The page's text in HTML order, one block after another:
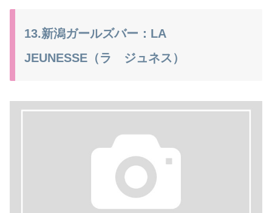
13.新潟ガールズバー：LA
JEUNESSE（ラ ジュネス）